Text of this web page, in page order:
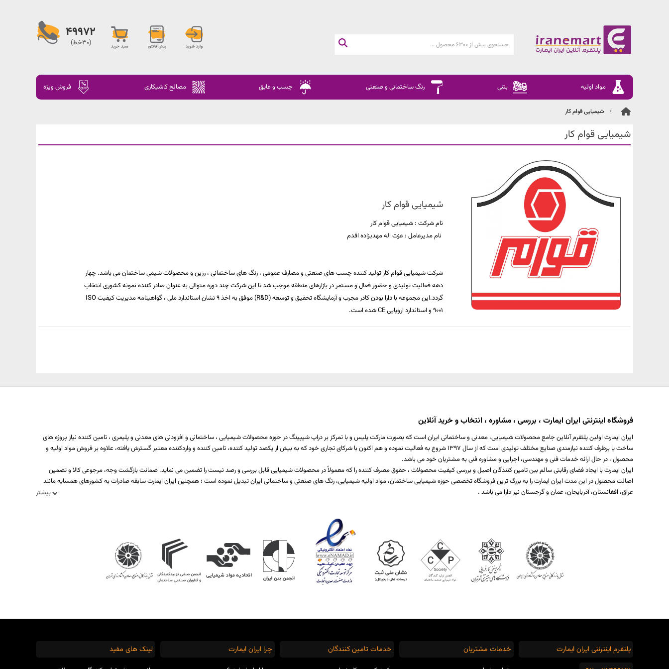
49972
(30خط)
مواد اولیه بتنی رنگ ساختمانی و صنعتی چسب و عایق مصالح کاشیکاری فروش ویژه
شیمیایی قوام کار
شیمیایی قوام کار
شیمیایی قوام کار
نام شرکت : شیمیایی قوام كار
نام مدیرعامل : عزت اله مهدیزاده اقدم
شركت شیمیایی قوام كار تولید كننده چسب های صنعتی و مصارف عمومی ، رنگ های ساختمانی ، رزین و محصولات شیمی ساختمان می باشد. چهار
دهه فعالیت تولیدی و حضور فعال و مستمر در بازارهای منطقه موجب شد تا این شركت چند دوره متوالی به عنوان صادر كننده نمونه كشوری انتخاب
گردد.این مجموعه با دارا بودن كادر مجرب و آزمایشگاه تحقیق و توسعه (R&D) موفق به اخذ 9 نشان استاندارد ملی ، گواهینامه مدیریت كیفیت ISO
9001 و استاندارد اروپایی CE شده است.
فروشگاه اینترنتی ایران ایمارت ، بررسی ، مشاوره ، انتخاب و خرید آنلاین
بیشتر
ایران ایمارت اولین پلتفرم آنلاین جامع محصولات شیمیایی، معدنی و ساختمانی ایران است که بصورت مارکت پلیس و با تمرکز بر دراپ شیپینگ در حوزه محصولات شیمیایی ، ساختمانی و افزودنی های معدنی و پلیمری ، تامین کننده نیاز پروژه های
ساخت یا برطرف کننده نیازمندی صنایع مختلف تولیدی است که از سال 1397 شروع به فعالیت نموده و هم اکنون با شرکای تجاری خود که به بیش از یکصد تولید کننده، تامین کننده و واردکننده معتبر گسترش یافته، علاوه بر فروش مواد اولیه و
محصول ، در حال ارائه خدمات فنی و مهندسی، اجرایی و مشاوره فنی به مشتریان خود می باشد.
ایران ایمارت با ایجاد فضای رقابتی سالم بین تامین کنندگان اصیل و بررسی کیفیت محصولات ، حقوق مصرف کننده را که معمولاً در محصولات شیمیایی قابل بررسی و رصد نیست را تضمین می نماید. ضمانت بازگشت وجه، مرجوعی کالا و تضمین
اصالت محصول در این مدت ایران ایمارت را به بزرگ ترین فروشگاه تخصصی حوزه شیمیایی ساختمان، مواد اولیه شیمیایی، رنگ های صنعتی و ساختمانی ایران تبدیل نموده است ؛ همچنین ایران ایمارت سابقه صادرات به کشورهای همسایه مانند
عراق، افغانستان، آذربایجان، عمان و گرجستان نیز دارا می باشد .
پلتفرم اینترنتی ایران ایمارت خدمات مشتریان خدمات تامین کنندگان چرا ایران ایمارت لینک های مفید